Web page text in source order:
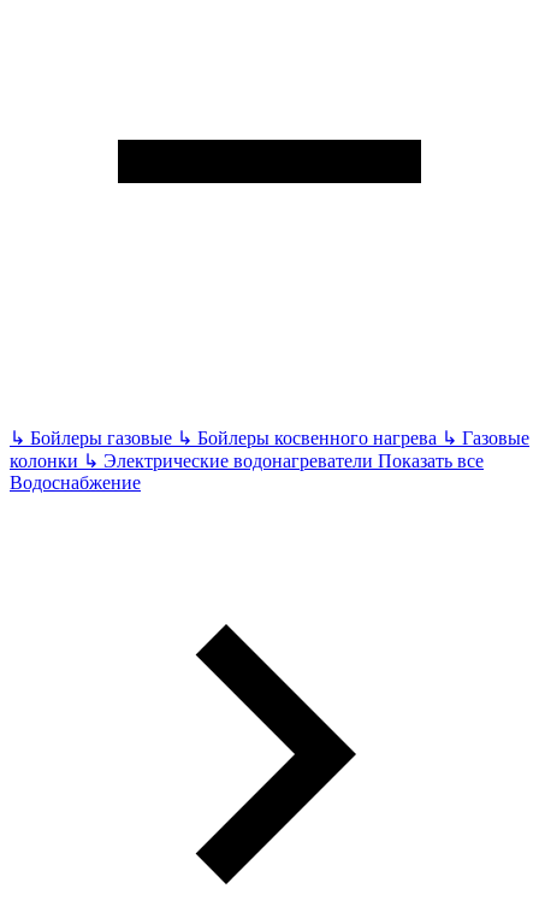
↳ Бойлеры газовые ↳ Бойлеры косвенного нагрева ↳ Газовые
колонки ↳ Электрические водонагреватели Показать все
Водоснабжение